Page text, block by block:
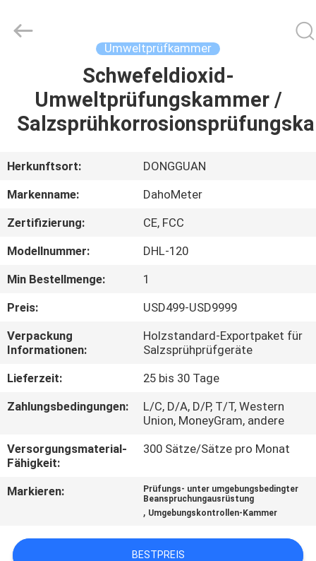
PRODUKTE
ÜBER
UNS
FABRIK-
AUSFLUG
QUALITÄTSKONTROLLE
TRETEN
SIE
MIT
IN
VERBINDUNG
SIE
Developed
Umweltprüfkammer
Schwefeldioxid-
Umweltprüfungskammer /
Herkunftsort:
DONGGUAN
Markenname:
DahoMeter
Zertifizierung:
CE, FCC
Modellnummer:
DHL-120
Min Bestellmenge:
1
Preis:
USD499-USD9999
Verpackung
Informationen:
Holzstandard-Exportpaket für
Salzsprühprüfgeräte
Lieferzeit:
25 bis 30 Tage
Zahlungsbedingungen:
L/C, D/A, D/P, T/T, Western
Union, MoneyGram, andere
Versorgungsmaterial-
Fähigkeit:
300 Sätze/Sätze pro Monat
Markieren:
Prüfungs- unter umgebungsbedingter
Beanspruchungausrüstung
, Umgebungskontrollen-Kammer
BESTPREIS